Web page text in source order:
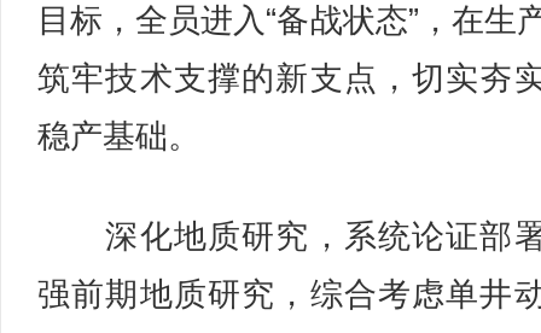
目标，全员进入“备战状态”，在生
筑牢技术支撑的新支点，切实夯
稳产基础。
深化地质研究，系统论证部
强前期地质研究，综合考虑单井